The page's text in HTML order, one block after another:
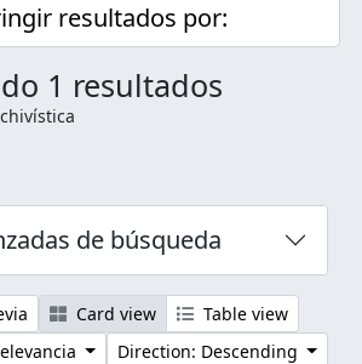
resultados por:
1 resultados
de búsqueda
Card view
Table view
Direction: Descending